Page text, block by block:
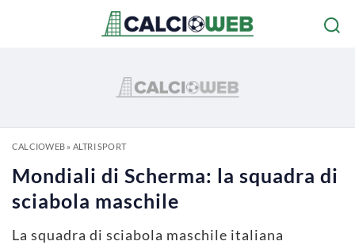
CALCIOWEB» ALTRI SPORT
Mondiali di Scherma: la squadra di
sciabola maschile
La squadra di sciabola maschile italiana